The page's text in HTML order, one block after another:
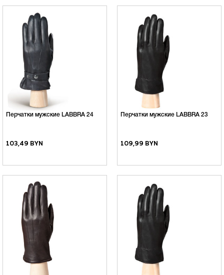
Перчатки мужские LABBRA 24
103,49 BYN
Перчатки мужские LABBRA 23
109,99 BYN